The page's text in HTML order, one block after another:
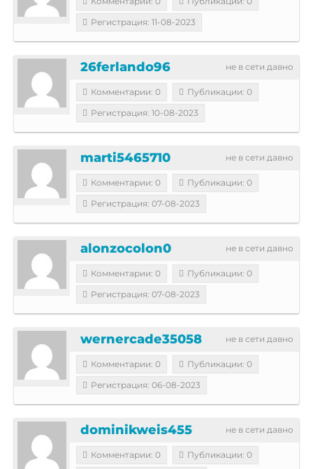
Регистрация: 11-08-2023
не в сети давно
26ferlando96
Комментарии: 0
Публикации: 0
Регистрация: 10-08-2023
не в сети давно
marti5465710
Комментарии: 0
Публикации: 0
Регистрация: 07-08-2023
не в сети давно
alonzocolon0
Комментарии: 0
Публикации: 0
Регистрация: 07-08-2023
не в сети давно
wernercade35058
Комментарии: 0
Публикации: 0
Регистрация: 06-08-2023
не в сети давно
dominikweis455
Комментарии: 0
Публикации: 0